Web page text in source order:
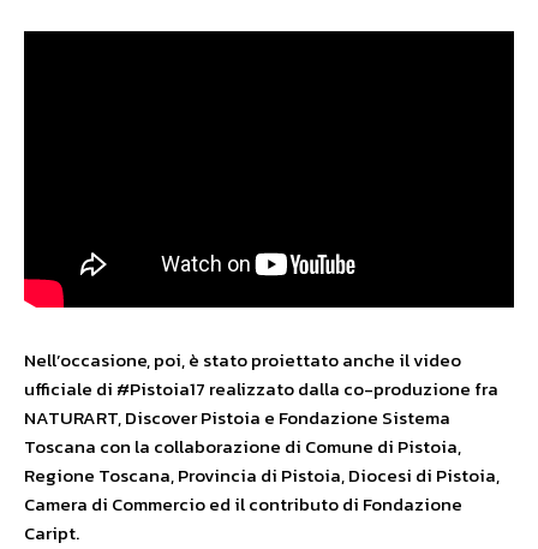
Nell’occasione, poi, è stato proiettato anche il video
ufficiale di #Pistoia17 realizzato dalla co-produzione fra
NATURART, Discover Pistoia e Fondazione Sistema
Toscana con la collaborazione di Comune di Pistoia,
Regione Toscana, Provincia di Pistoia, Diocesi di Pistoia,
Camera di Commercio ed il contributo di Fondazione
Caript.